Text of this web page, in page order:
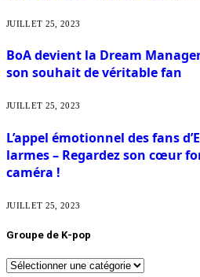
JUILLET 25, 2023
BoA devient la Dream
son souhait de véritable fan
JUILLET 25, 2023
L’appel émotionnel des fans
larmes – Regardez son cœur
caméra !
JUILLET 25, 2023
Groupe de K-pop
Groupe